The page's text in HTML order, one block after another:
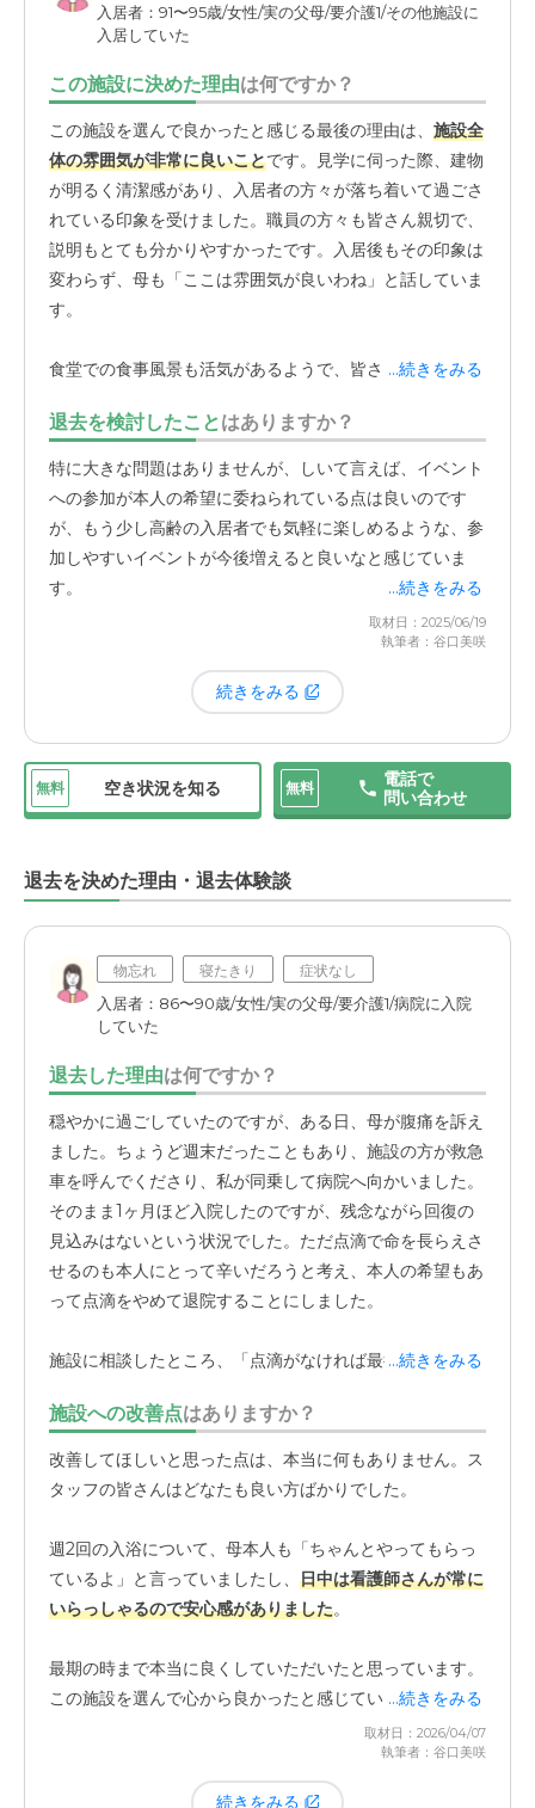
入居者：91〜95歳/女性/実の父母/要介護1/その他施設に
入居していた
この施設に決めた理由は何ですか？
この施設を選んで良かったと感じる最後の理由は、 施設全
体の雰囲気が非常に良いことです。見学に伺った際、建物
が明るく清潔感があり、入居者の方々が落ち着いて過ごさ
れている印象を受けました。職員の方々も皆さん親切で、
説明もとても分かりやすかったです。入居後もその印象は
変わらず、母も「ここは雰囲気が良いわね」と話していま
す。
食堂での食事風景も活気があるようで、皆さんが和やかに
ョンに参加させられることもなく、母のペースを尊重して
くれる点も、心地よい生活を送る上で非常に大切だと感じ
ています。この施設を選んで良かったもう一つの理由は、
そのアクセスの良さにあります。清瀬駅から非常に近く
、
私たち家族が面会に行く際も電車でスムーズに移動できま
す。以前、他の施設を検討した際には、車でないと行きづ
しかし、ここは駅から徒歩圏内ということもあり、面会の
りますが、電車利用がメインの私たちにとっては全く問題
ありません。気軽に面会に行ける環境は、母の精神的な安
定にもつながっていると思いますし、私たち家族にとって
毎日を楽しんでいる様子を見ていると、「食事が美味し
い」という点が、この施設を選んで本当に良かったと改め
い」と聞いてはいましたが、実際に入居してみると、母自
身が「毎日おいしいわよ」と話してくれるので、その言葉
が何よりの証拠です。
日々の献立も工夫されているようで、季節感を取り入れた
メニューや、見た目にも美しい食事が提供されているよう
です。また、 特別な日には追加料金で豪華なメニューも選
べるシステムがあり
、母はそれを楽しみにしているようで
す。「食」は生活の基本であり、健康維持にも直結します
から、本人が食事を楽しみにしているというのは、非常に
重要なポイントだと考えています。この点が、母の
QOL（生活の質）向上に大きく貢献していると感じてい
...続きをみる
退去を検討したことはありますか？
特に大きな問題はありませんが、しいて言えば、イベント
への参加が本人の希望に委ねられている点は良いのです
が、もう少し高齢の入居者でも気軽に楽しめるような、参
加しやすいイベントが今後増えると良いなと感じていま
す。
...続きをみる
取材日：2025/06/19
執筆者：谷口美咲
続きをみる
無料 空き状況を知る 無料
電話で
問い合わせ
退去を決めた理由・退去体験談
物忘れ 寝たきり 症状なし
入居者：86〜90歳/女性/実の父母/要介護1/病院に入院
していた
退去した理由は何ですか？
穏やかに過ごしていたのですが、ある日、母が腹痛を訴え
ました。ちょうど週末だったこともあり、施設の方が救急
車を呼んでくださり、私が同乗して病院へ向かいました。
そのまま1ヶ月ほど入院したのですが、残念ながら回復の
見込みはないという状況でした。ただ点滴で命を長らえさ
せるのも本人にとって辛いだろうと考え、本人の希望もあ
って点滴をやめて退院することにしました。
施設に相談したところ、「点滴がなければ最後の看取りに
設へ戻ることを決めました。入院中は食事も喉を通らなか
った母ですが、施設に戻ると看護師さんが「デザートだけ
でも食べてみましょう」とプリンやゼリーを食べさせてく
り住み慣れた施設に帰れたことが嬉しかったようで、とて
も喜んでいましたね。施設の職員さんたちも本当に良くし
てくださり、母は穏やかな表情で最後の1週間を過ごし、
...続きをみる
施設への改善点はありますか？
改善してほしいと思った点は、本当に何もありません。ス
タッフの皆さんはどなたも良い方ばかりでした。
週2回の入浴について、母本人も「ちゃんとやってもらっ
ているよ」と言っていましたし、 日中は看護師さんが常に
いらっしゃるので安心感がありました。
最期の時まで本当に良くしていただいたと思っています。
この施設を選んで心から良かったと感じています。...続きをみる
取材日：2026/04/07
執筆者：谷口美咲
続きをみる